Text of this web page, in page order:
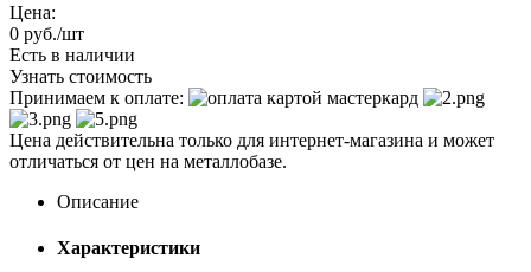
Цена:
0 руб./шт
Есть в наличии
Узнать стоимость
Принимаем к оплате:
Цена действительна только для интернет-магазина и может
отличаться от цен на металлобазе.
Описание
Характеристики